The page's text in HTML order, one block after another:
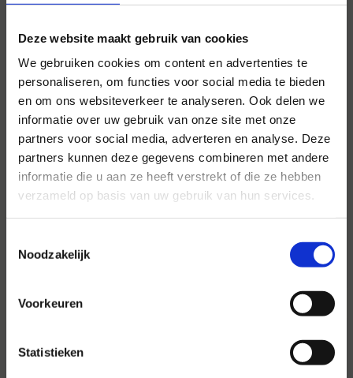
Deze website maakt gebruik van cookies
We gebruiken cookies om content en advertenties te
personaliseren, om functies voor social media te bieden
en om ons websiteverkeer te analyseren. Ook delen we
informatie over uw gebruik van onze site met onze
partners voor social media, adverteren en analyse. Deze
partners kunnen deze gegevens combineren met andere
informatie die u aan ze heeft verstrekt of die ze hebben
verzameld op basis van uw gebruik van hun services.
Noodzakelijk
Voorkeuren
Statistieken
Voor al uw evenementen en
partijen
Lees verder